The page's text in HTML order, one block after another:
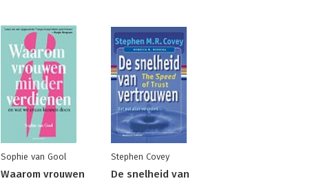
Sophie van Gool
Waarom vrouwen
Stephen Covey
De snelheid van